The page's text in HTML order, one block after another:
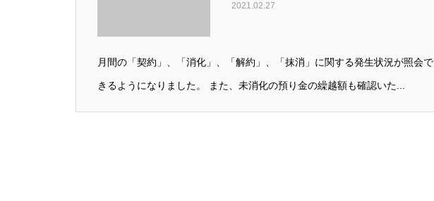
2021.02.27
月間の「契約」、「消化」、「解約」、「抹消」に関する発生状況が照会で
きるようになりました。 また、未消化の預り金の繰越額も確認いた...